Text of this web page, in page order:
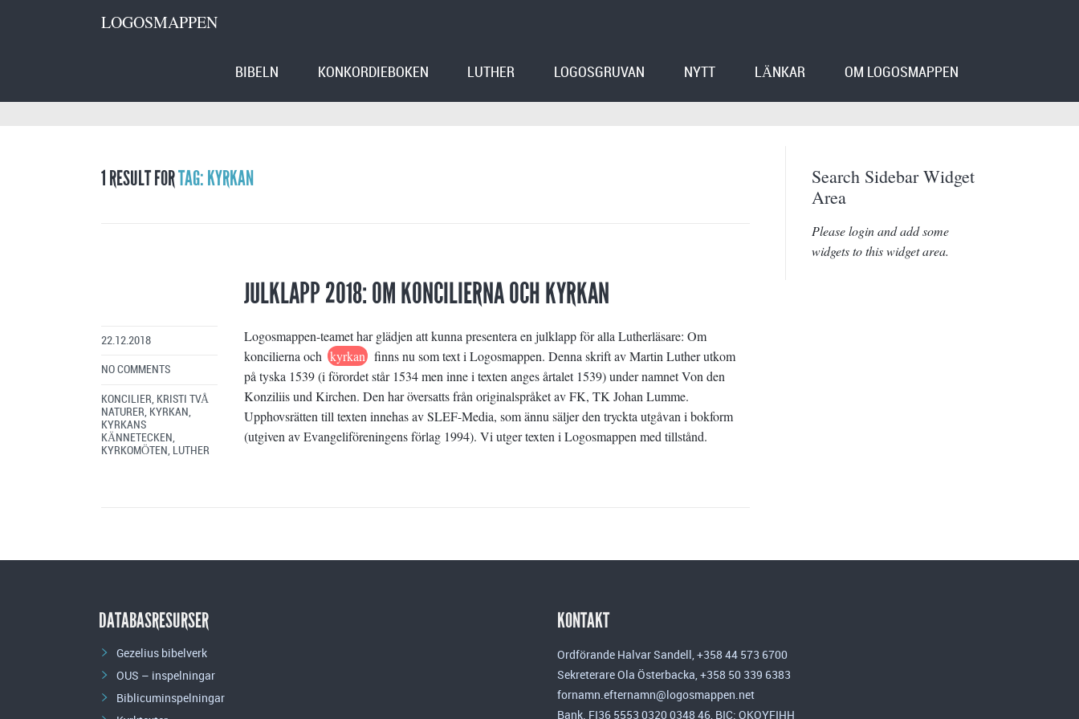
LOGOSMAPPEN
BIBELN KONKORDIEBOKEN LUTHER LOGOSGRUVAN NYTT LÄNKAR OM LOGOSMAPPEN
1 RESULT FORTAG: KYRKAN
JULKLAPP 2018: OM KONCILIERNA OCH KYRKAN
22.12.2018
NO COMMENTS
KONCILIER KRISTI TVÅ
NATURER KYRKAN
KYRKANS
KÄNNETECKEN
KYRKOMÖTEN
LUTHER
Logosmappen-teamet har glädjen att kunna presentera en julklapp för alla Lutherläsare: Om
koncilierna och kyrkan finns nu som text i Logosmappen. Denna skrift av Martin Luther utkom
på tyska 1539 (i förordet står 1534 men inne i texten anges årtalet 1539) under namnet Von den
Konziliis und Kirchen. Den har översatts från originalspråket av FK, TK Johan Lumme.
Upphovsrätten till texten innehas av SLEF-Media, som ännu säljer den tryckta utgåvan i bokform
(utgiven av Evangeliföreningens förlag 1994). Vi utger texten i Logosmappen med tillstånd.
Search Sidebar Widget
Area
Please login and add some
widgets to this widget area.
DATABASRESURSER
Gezelius bibelverk
OUS – inspelningar
Biblicuminspelningar
KONTAKT
Ordförande Halvar Sandell, +358 44 573 6700
Sekreterare Ola Österbacka, +358 50 339 6383
fornamn.efternamn@logosmappen.net
Bank. FI36 5553 0320 0348 46, BIC: OKOYFIHH